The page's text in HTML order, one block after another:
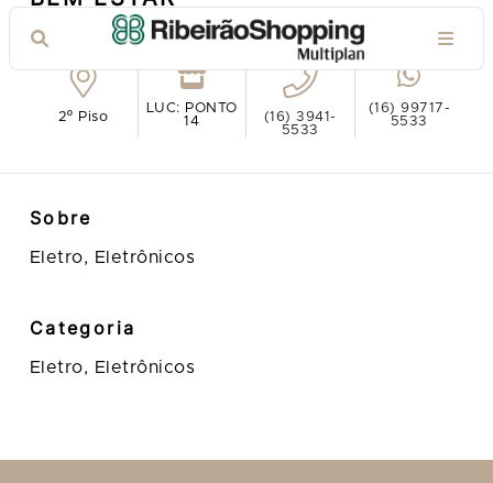
Ver no mapa
2º Piso
LUC: PONTO
14
(16) 3941-
5533
(16) 99717-
5533
Sobre
Eletro, Eletrônicos
Categoria
Eletro, Eletrônicos